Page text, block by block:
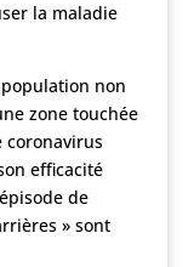
la maladie
non
zone touchée
coronavirus
efficacité
de
» sont